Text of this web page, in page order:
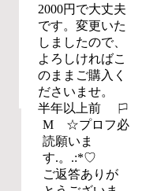
2000円で大丈夫
です。変更いた
しましたので、
よろしければこ
のままご購入く
ださいませ。
半年以上前
報告する
M ☆プロフ必
読願いま
す.。.:*♡
ご返答ありが